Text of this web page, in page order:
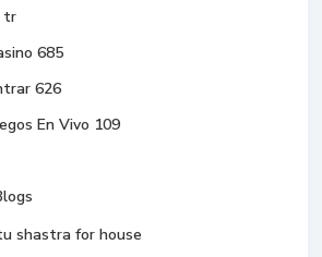
tr
685
626
En Vivo 109
shastra for house